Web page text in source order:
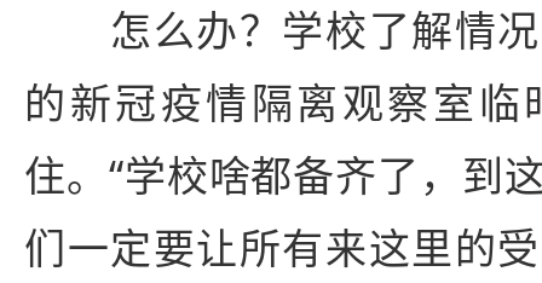
怎么办？学校了解情况
的新冠疫情隔离观察室临
住。“学校啥都备齐了，到
们一定要让所有来这里的